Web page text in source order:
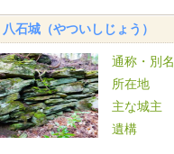
八石城（やついしじょう）
通称・別名
所在地
主な城主
遺構